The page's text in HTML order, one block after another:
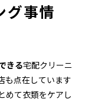
グ事情
きる宅配クリーニ
も点在しています
めて衣類をケアし